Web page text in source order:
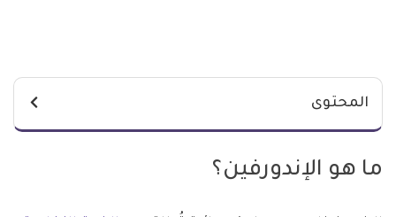
المحتوى
ما هو الإندورفين؟